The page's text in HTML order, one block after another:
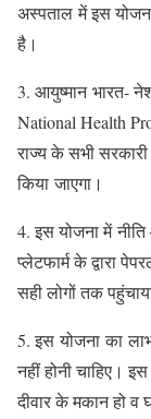
अस्पताल में इस
है।
3. आयुष्मान भारत-
National Health
राज्य के सभी
किया जाएगा।
4. इस योजना में
प्लेटफार्म के द्वारा
सही लोगों तक
5. इस योजना का
नहीं होनी चाहिए।
दीवार के मकान हो व